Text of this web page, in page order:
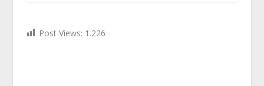
Post Views: 1.226